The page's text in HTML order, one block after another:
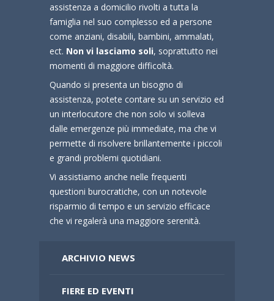
assistenza a domicilio rivolti a tutta la
famiglia nel suo complesso ed a persone
come anziani, disabili, bambini, ammalati,
ect. Non vi lasciamo soli, soprattutto nei
momenti di maggiore difficoltà.
Quando si presenta un bisogno di
assistenza, potete contare su un servizio ed
un interlocutore che non solo vi solleva
dalle emergenze più immediate, ma che vi
permette di risolvere brillantemente i piccoli
e grandi problemi quotidiani.
Vi assistiamo anche nelle frequenti
questioni burocratiche, con un notevole
risparmio di tempo e un servizio efficace
che vi regalerà una maggiore serenità.
ARCHIVIO NEWS
FIERE ED EVENTI